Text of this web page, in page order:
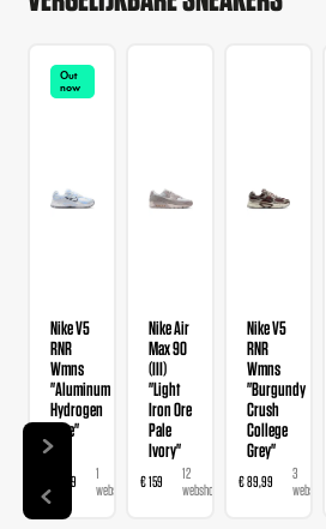
Out
now
Nike V5
RNR
Wmns
"Aluminum
Hydrogen
Blue"
€ 89,99
1
webshop
Nike Air
Max 90
(III)
"Light
Iron Ore
Pale
Ivory"
€ 159
12
webshops
Nike V5
RNR
Wmns
"Burgundy
Crush
College
Grey"
€ 89,99
3
webshops